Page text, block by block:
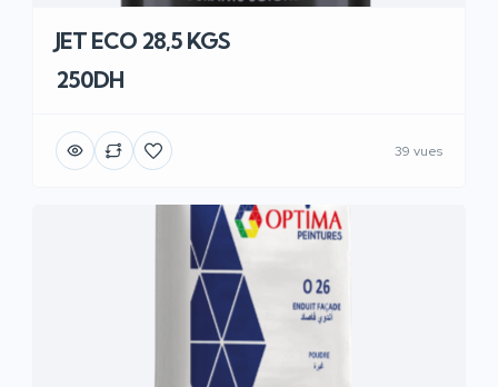
JET ECO 28,5 KGS
250DH
39 vues